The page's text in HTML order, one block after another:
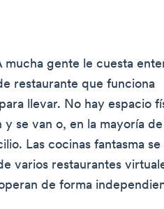
mucha gente le cuesta
restaurante que funciona
llevar. No hay espacio
se van o, en la mayoría
Las cocinas fantasma se
varios restaurantes
de forma